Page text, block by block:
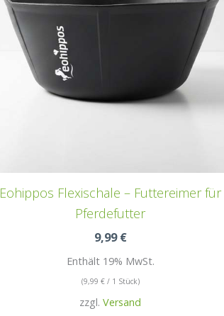
Eohippos Flexischale – Futtereimer für
Pferdefutter
9,99€
Enthält 19% MwSt.
(9,99 €/ 1 Stück)
zzgl.Versand